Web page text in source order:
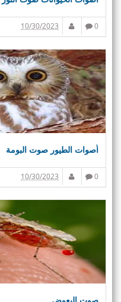
0
10/30/2023
أصوات الطيور صوت البومة
0
10/30/2023